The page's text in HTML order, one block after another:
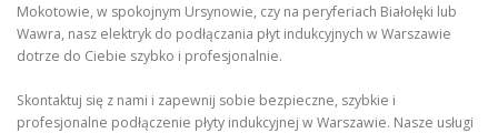
Mokotowie, w spokojnym Ursynowie, czy na peryferiach Białołęki lub
Wawra, nasz elektryk do podłączania płyt indukcyjnych w Warszawie
dotrze do Ciebie szybko i profesjonalnie.
Skontaktuj się z nami i zapewnij sobie bezpieczne, szybkie i
profesjonalne podłączenie płyty indukcyjnej w Warszawie. Nasze usługi